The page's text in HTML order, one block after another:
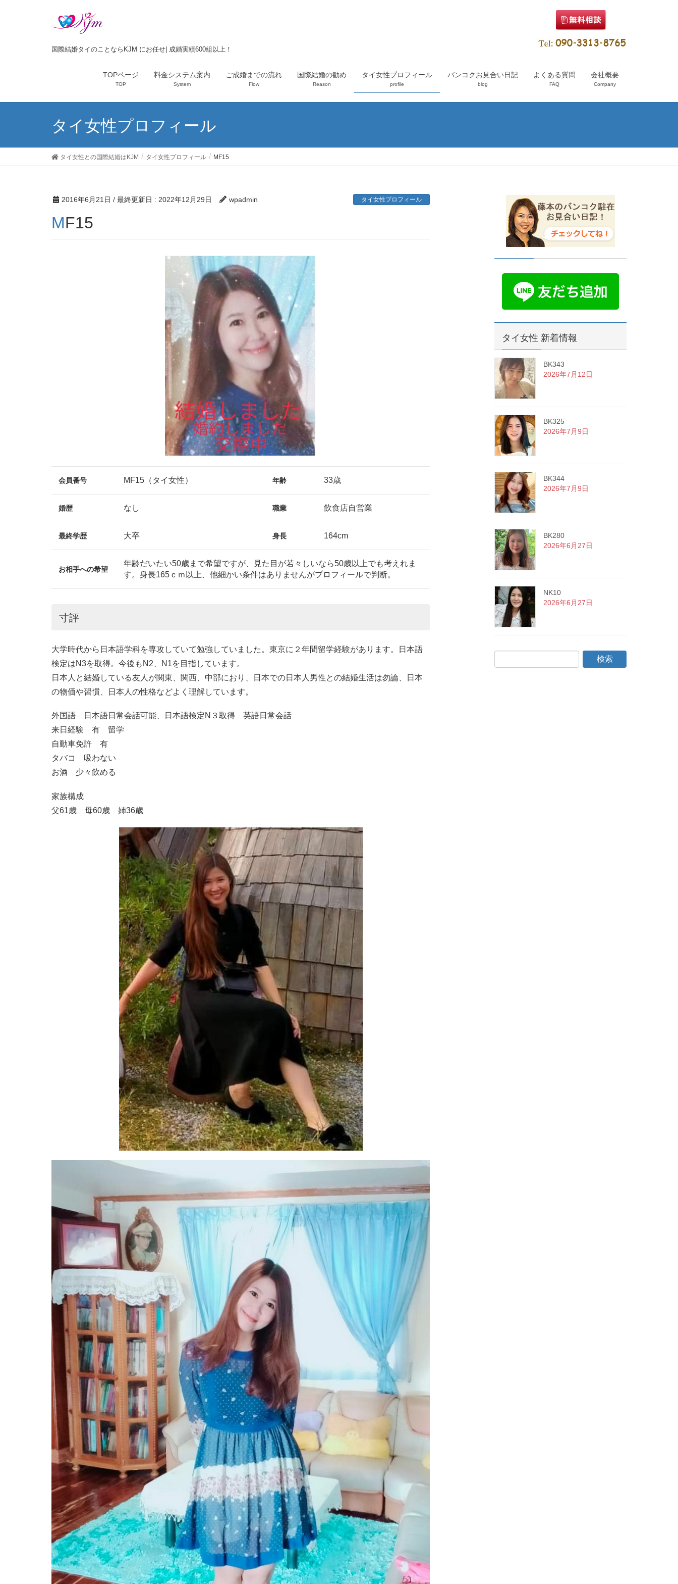
国際結婚タイのことならKJM にお任せ| 成婚実績600組以上！
TOPページ
TOP
料金システム案内
System
ご成婚までの流れ
Flow
国際結婚の勧め
Reason
タイ女性プロフィール
profile
バンコクお見合い日記
blog
よくある質問
FAQ
会社概要
Company
タイ女性プロフィール
タイ女性との国際結婚はKJM タイ女性プロフィール MF15
2016年6月21日 / 最終更新日 : 2022年12月29日 wpadmin タイ女性プロフィール
MF15
会員番号 MF15（タイ女性） 年齢 33歳
婚歴 なし 職業 飲食店自営業
最終学歴 大卒 身長 164cm
お相手への希望
年齢だいたい50歳まで希望ですが、見た目が若々しいなら50歳以上でも考えれま
す。身長165ｃｍ以上、他細かい条件はありませんがプロフィールで判断。
寸評
大学時代から日本語学科を専攻していて勉強していました。東京に２年間留学経験があります。日本語
検定はN3を取得。今後もN2、N1を目指しています。
日本人と結婚している友人が関東、関西、中部におり、日本での日本人男性との結婚生活は勿論、日本
の物価や習慣、日本人の性格などよく理解しています。
外国語 日本語日常会話可能、日本語検定N３取得 英語日常会話
来日経験 有 留学
自動車免許 有
タバコ 吸わない
お酒 少々飲める
家族構成
父61歳 母60歳 姉36歳
タイ女性 新着情報
BK343
2026年7月12日
BK325
2026年7月9日
BK344
2026年7月9日
BK280
2026年6月27日
NK10
2026年6月27日